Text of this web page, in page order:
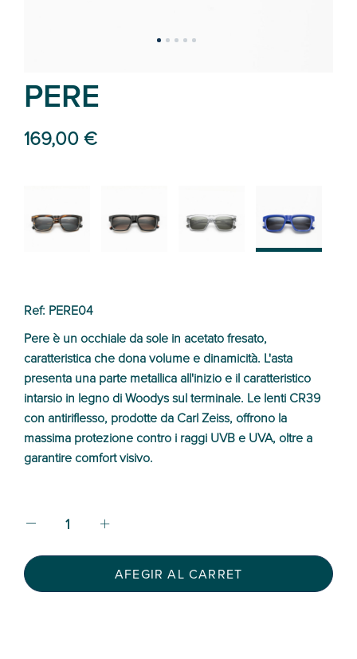
PERE
169,00 €
Ref: PERE04
Pere è un occhiale da sole in acetato fresato,
caratteristica che dona volume e dinamicità. L'asta
presenta una parte metallica all'inizio e il caratteristico
intarsio in legno di Woodys sul terminale. Le lenti CR39
con antiriflesso, prodotte da Carl Zeiss, offrono la
massima protezione contro i raggi UVB e UVA, oltre a
garantire comfort visivo.
AFEGIR AL CARRET